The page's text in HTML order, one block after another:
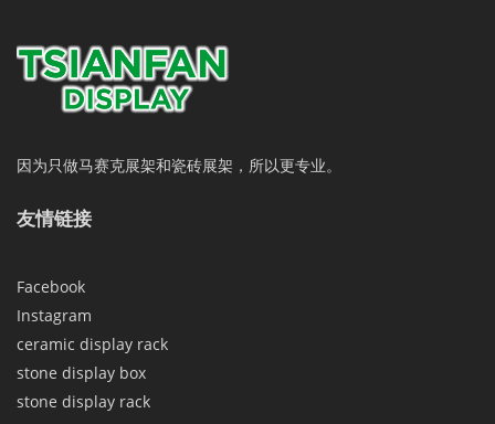
因为只做马赛克展架和瓷砖展架，所以更专业。
友情链接
Facebook
Instagram
ceramic display rack
stone display box
stone display rack